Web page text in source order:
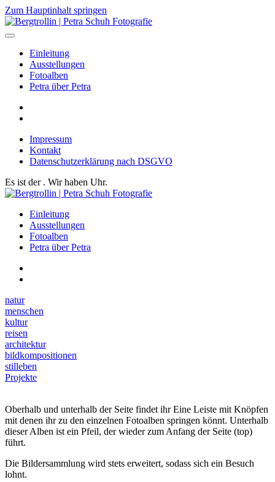
Zum Hauptinhalt springen
Einleitung
Ausstellungen
Fotoalben
Petra über Petra
Impressum
Kontakt
Datenschutzerklärung nach DSGVO
Es ist der . Wir haben Uhr.
Einleitung
Ausstellungen
Fotoalben
Petra über Petra
natur
menschen
kultur
reisen
architektur
bildkompositionen
stilleben
Projekte
Oberhalb und unterhalb der Seite findet ihr Eine Leiste mit Knöpfen
mit denen ihr zu den einzelnen Fotoalben springen könnt. Unterhalb
dieser Alben ist ein Pfeil, der wieder zum Anfang der Seite (top)
führt.
Die Bildersammlung wird stets erweitert, sodass sich ein Besuch
lohnt.